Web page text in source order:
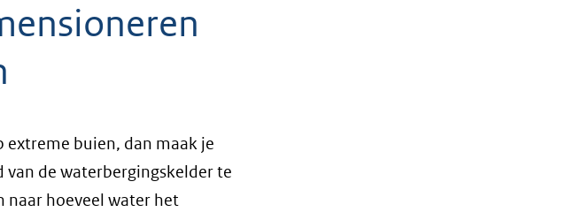
buien, dan maak je
de waterbergingskelder te
naar hoeveel water het